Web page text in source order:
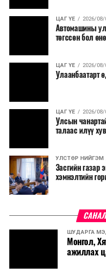
Түүнчлэн түлш,
бүрдүүлэх зоорь,
ЦАГ ҮЕ 2026/08/
Автомашины
төгссөн бол
ЦАГ ҮЕ 2026/08/
Улаанбаатарт
ЦАГ ҮЕ 2026/08/
Улсын
талаас илүү
УЛСТӨР НИЙГЭМ
Засгийн газар
хэмнэлтийн
ШУДАРГА
Монгол,
ажиллах